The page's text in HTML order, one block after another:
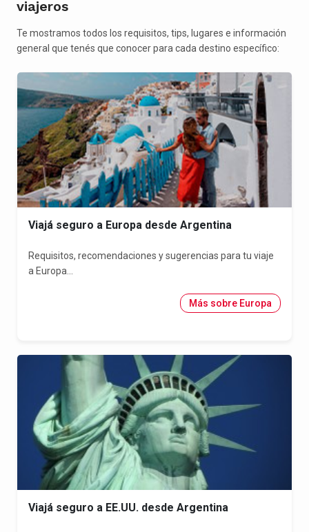
viajeros
Te mostramos todos los requisitos, tips, lugares e información
general que tenés que conocer para cada destino específico:
Viajá seguro a Europa desde Argentina
Requisitos, recomendaciones y sugerencias para tu viaje
a Europa...
Más sobre Europa
Viajá seguro a EE.UU. desde Argentina